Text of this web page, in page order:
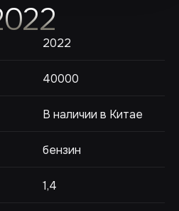
2022
40000
В наличии в Китае
бензин
1,4